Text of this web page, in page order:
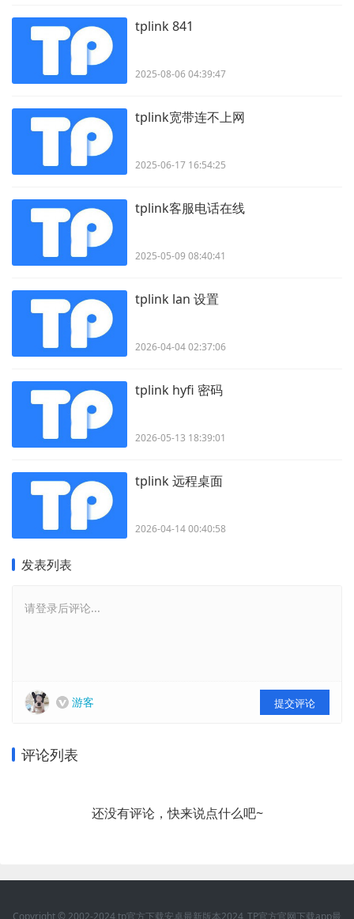
tplink 841
2025-08-06 04:39:47
tplink宽带连不上网
2025-06-17 16:54:25
tplink客服电话在线
2025-05-09 08:40:41
tplink lan 设置
2026-04-04 02:37:06
tplink hyfi 密码
2026-05-13 18:39:01
tplink 远程桌面
2026-04-14 00:40:58
发表列表
请登录后评论...
游客 提交评论
评论列表
还没有评论，快来说点什么吧~
Copyright © 2002-2024 tp官方下载安卓最新版本2024_TP官方官网下载app最